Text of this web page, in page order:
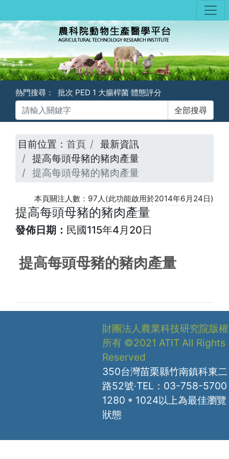
熱門搜尋： 批次 PED 1 大腸桿菌 體態評分
目前位置： 首頁
最新資訊
提高每頭母豬的豬肉產量
提高每頭母豬的豬肉產量
本頁關注人數： 97 人(此功能啟用於2014年6月24日)
提高每頭母豬的豬肉產量
發佈日期： 民國115年4月20日
提高每頭母豬的豬肉產量
財團法人農業科技研究院版權
所有 ©2021 ATIT All Rights
Reserved
350台灣苗栗縣竹南鎮科東二
路52號‧TEL：03-758-5700
1280 * 1024以上為最佳瀏覽
狀態